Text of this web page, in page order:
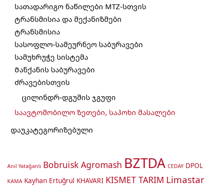
სათადარიგო ნაწილები MTZ-სთვის
ტრანსმისია და მექანიზმები
ტრანსმისია
სასოფლო-სამეურნეო საბურავები
სამუხრუჭე სისტემა
Მანქანის საბურავები
ძრავებისთვის
ცილინდრ-დგუშის ჯგუფი
საავტომობილო ზეთები, საპოხი მასალები
დაუკატეგორიზებული
Anıl Yatağanlı Bobruisk Agromash BZTDA CEDAY DPOL
KAMA Kayhan Ertuğrul KHAVARI KISMET TARIM Limastar